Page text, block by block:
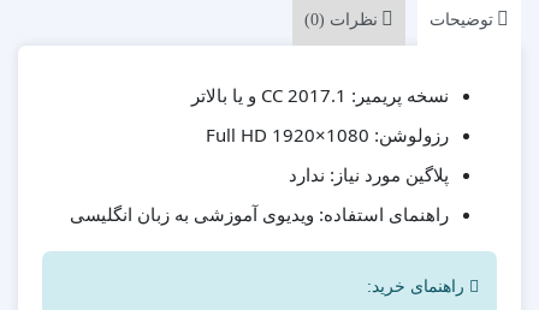
توضیحات نظرات (0)
نسخه پریمیر:
رزولوشن:
پلاگین مورد نیاز: ندارد
راهنمای استفاده: ویدیوی آموزشی به زبان انگلیسی
راهنمای خرید: